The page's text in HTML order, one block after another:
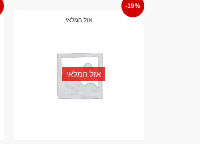
-19%
אזל המלאי
אזל המלאי